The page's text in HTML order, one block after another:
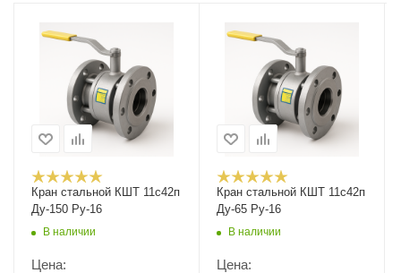
Кран стальной КШТ 11с42п
Ду-150 Ру-16
В наличии
Цена:
Кран стальной КШТ 11с42п
Ду-65 Ру-16
В наличии
Цена: